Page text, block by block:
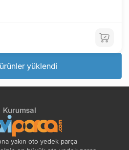
yüklendi
Kurumsal
yakın oto yedek parça